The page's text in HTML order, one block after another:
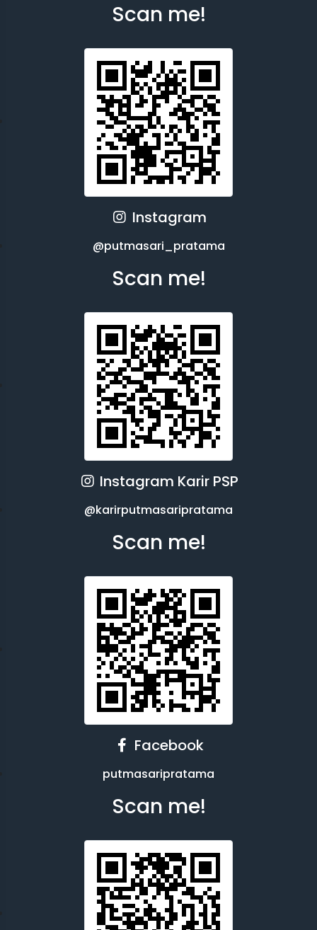
Scan me!
Instagram
@putmasari_pratama
Scan me!
Instagram Karir PSP
@karirputmasaripratama
Scan me!
Facebook
putmasaripratama
Scan me!